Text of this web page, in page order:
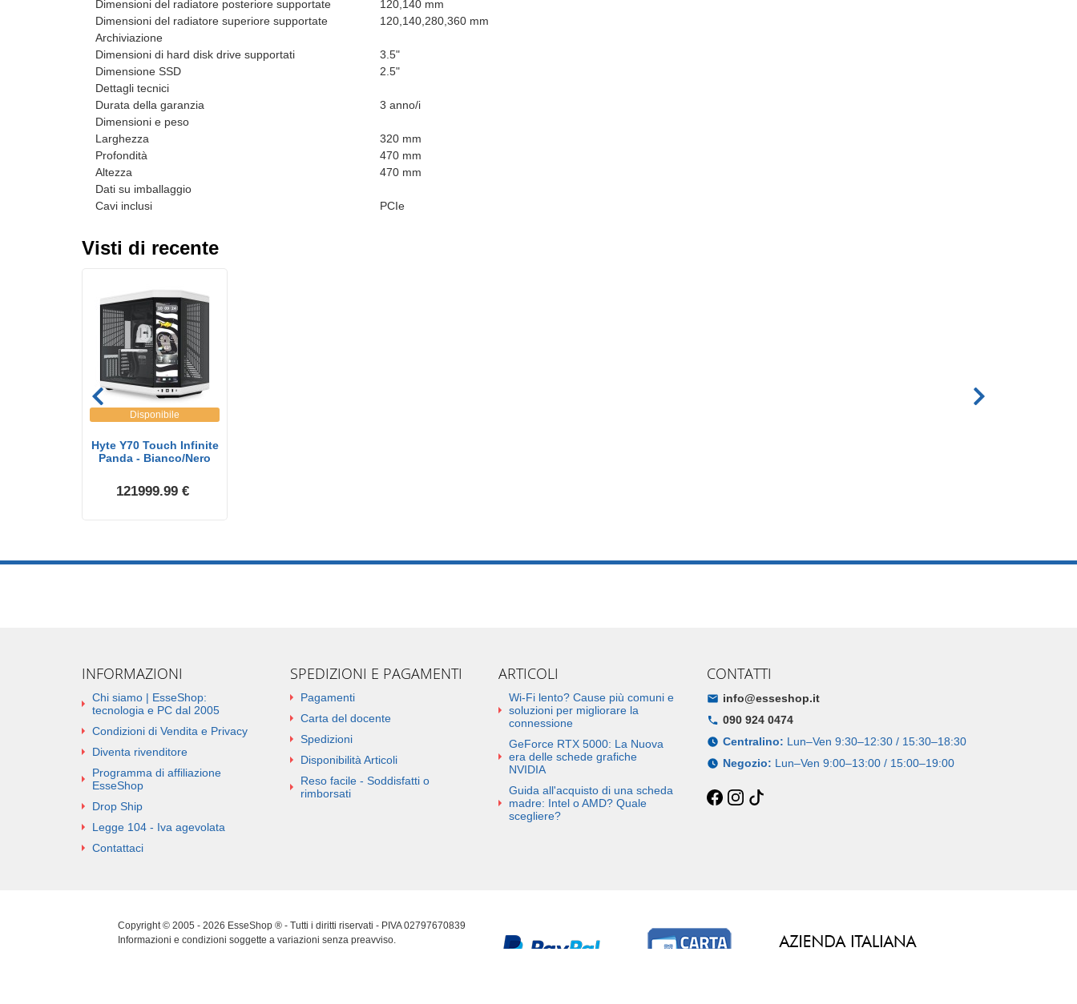
Dimensioni del radiatore posteriore supportate
120,140 mm
Dimensioni del radiatore superiore supportate
120,140,280,360 mm
Archiviazione
Dimensioni di hard disk drive supportati
3.5"
Dimensione SSD
2.5"
Dettagli tecnici
Durata della garanzia
3 anno/i
Dimensioni e peso
Larghezza
320 mm
Profondità
470 mm
Altezza
470 mm
Dati su imballaggio
Cavi inclusi
PCIe
Visti di recente
Disponibile
Hyte Y70 Touch Infinite
Panda - Bianco/Nero
121999.99 €
INFORMAZIONI
Chi siamo | EsseShop:
tecnologia e PC dal 2005
Condizioni di Vendita e Privacy
Diventa rivenditore
Programma di affiliazione
EsseShop
Drop Ship
Legge 104 - Iva agevolata
Contattaci
SPEDIZIONI E PAGAMENTI
Pagamenti
Carta del docente
Spedizioni
Disponibilità Articoli
Reso facile - Soddisfatti o
rimborsati
ARTICOLI
Wi-Fi lento? Cause più comuni e
soluzioni per migliorare la
connessione
GeForce RTX 5000: La Nuova
era delle schede grafiche
NVIDIA
Guida all'acquisto di una scheda
madre: Intel o AMD? Quale
scegliere?
CONTATTI
info@esseshop.it
090 924 0474
Centralino: Lun–Ven 9:30–12:30 / 15:30–18:30
Negozio: Lun–Ven 9:00–13:00 / 15:00–19:00
Copyright © 2005 - 2026 EsseShop ® - Tutti i diritti riservati - PIVA 02797670839
Informazioni e condizioni soggette a variazioni senza preavviso.